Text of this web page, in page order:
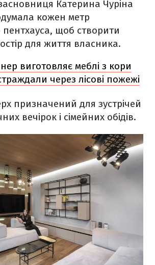
засновниця Катерина Чуріна
кожен метр
пентхауса, щоб створити
для життя власника.
виготовляє меблі з кори
через лісові пожежі
призначений для зустрічей
вечірок і сімейних обідів.